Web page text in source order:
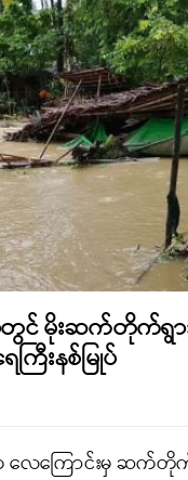
တွင် မိုးဆက်တိုက်ရွာ
ကြီးနစ်မြုပ်
ကြောင်းမှ ဆက်တိုက်ဗုံ